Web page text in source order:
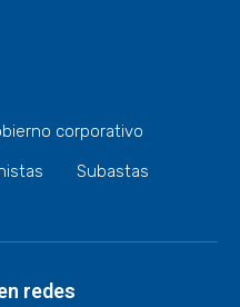
corporativo
Subastas
redes